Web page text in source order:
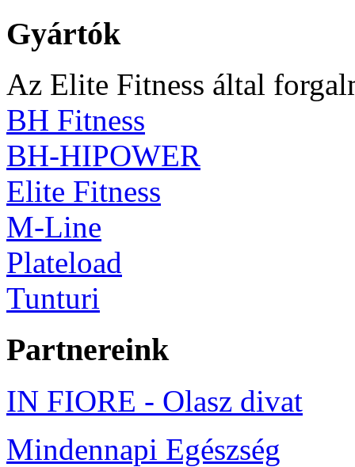
Gyártók
Az Elite Fitness által
BH Fitness
BH-HIPOWER
Elite Fitness
M-Line
Plateload
Tunturi
Partnereink
IN FIORE - Olasz divat
Mindennapi Egészség